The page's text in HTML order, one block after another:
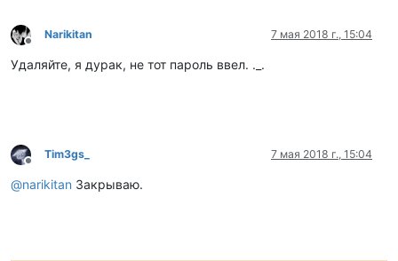
Не в сети
Narikitan 7 мая 2018 г., 15:04
Удаляйте, я дурак, не тот пароль ввел. ._.
Не в сети
Tim3gs_ 7 мая 2018 г., 15:04
@narikitan Закрываю.